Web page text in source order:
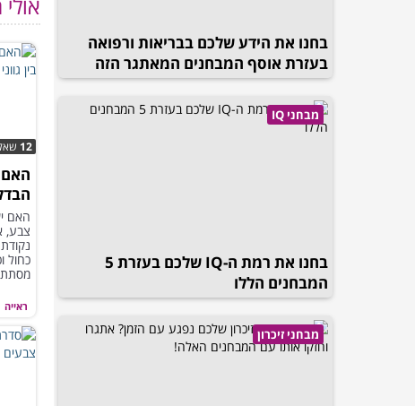
בחנו את הידע שלכם בבריאות ורפואה
בעזרת אוסף המבחנים המאתגר הזה
מבחני IQ
בחנו את רמת ה-IQ שלכם בעזרת 5
המבחנים הללו
מבחני זיכרון
ראייה
12
האם
האם
צבע,
כחול